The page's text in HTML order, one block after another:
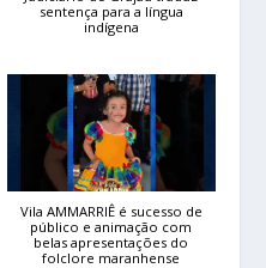
sentença para a língua
indígena
Vila AMMARRIÊ é sucesso de
público e animação com
belas apresentações do
folclore maranhense